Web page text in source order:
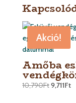
Akció!
Amőba
10,790Ft 9,711Ft